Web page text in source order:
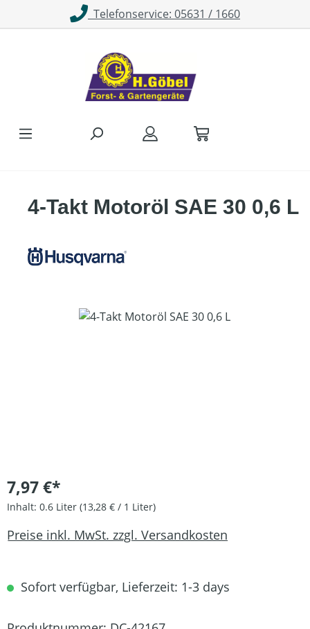
Zum Hauptinhalt springenTelefonservice: 05631 / 1660
4-Takt Motoröl SAE 30 0,6 L
Bildergalerie überspringen
7,97 €*
Inhalt: 0.6 Liter (13,28 € / 1 Liter)
Preise inkl. MwSt. zzgl. Versandkosten
Sofort verfügbar, Lieferzeit: 1-3 days